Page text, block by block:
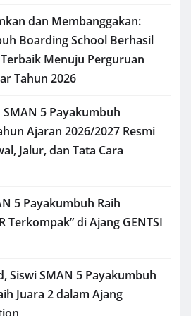
dan Membanggakan:
Boarding School Berhasil
Menuju Perguruan
Tahun 2026
5 Payakumbuh
Ajaran 2026/2027 Resmi
Jalur, dan Tata Cara
5 Payakumbuh Raih
Terkompak” di Ajang GENTSI
Siswi SMAN 5 Payakumbuh
Juara 2 dalam Ajang